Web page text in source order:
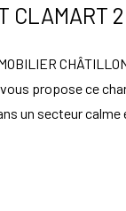
propose ce
un secteur calme
une cave